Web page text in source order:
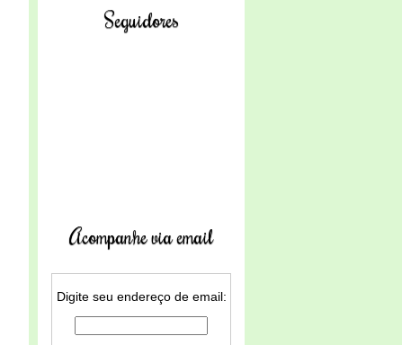
Seguidores
Acompanhe via email
Digite seu endereço de email: